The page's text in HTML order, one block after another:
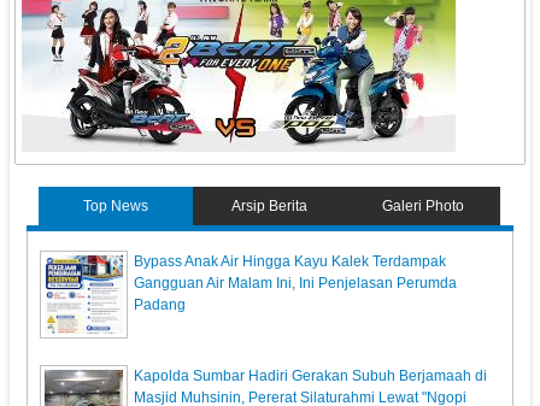
Top News Arsip Berita Galeri Photo
Bypass Anak Air Hingga Kayu Kalek Terdampak
Gangguan Air Malam Ini, Ini Penjelasan Perumda
Padang
Kapolda Sumbar Hadiri Gerakan Subuh Berjamaah di
Masjid Muhsinin, Pererat Silaturahmi Lewat "Ngopi